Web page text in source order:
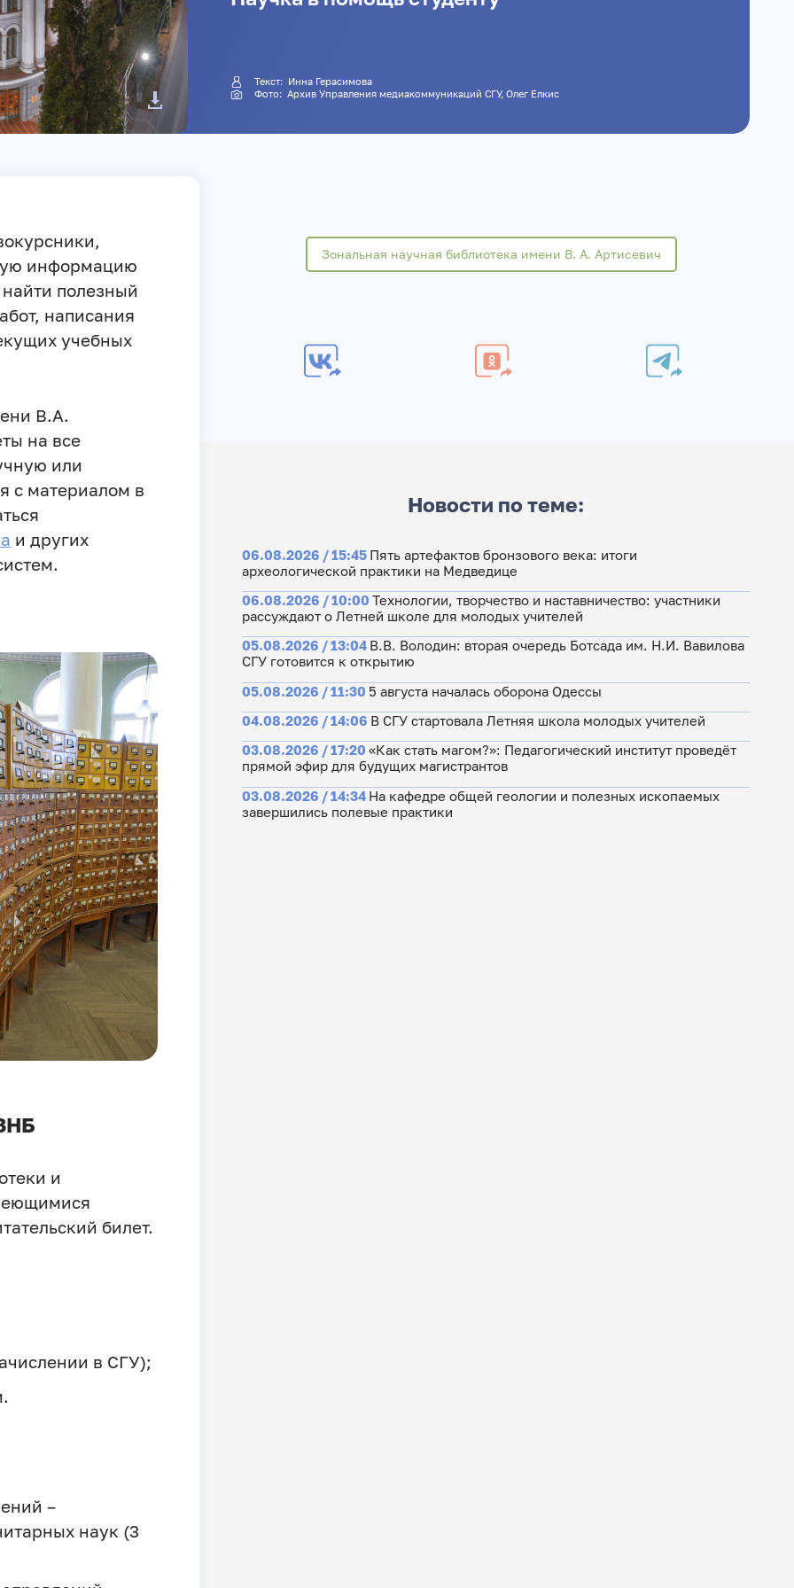
Текст: Инна Герасимова
Фото: Архив Управления медиакоммуникаций СГУ, Олег Елкис
информацию
полезный
написания
учебных
В.А.
на все
или
с материалом в
и других
и
билет.
в СГУ);
–
наук (3
Зональная научная библиотека имени В. А. Артисевич
Новости по теме:
06.08.2026 / 15:45 Пять артефактов бронзового века: итоги
археологической практики на Медведице
06.08.2026 / 10:00 Технологии, творчество и наставничество: участники
рассуждают о Летней школе для молодых учителей
05.08.2026 / 13:04 В.В. Володин: вторая очередь Ботсада им. Н.И. Вавилова
СГУ готовится к открытию
05.08.2026 / 11:30 5 августа началась оборона Одессы
04.08.2026 / 14:06 В СГУ стартовала Летняя школа молодых учителей
03.08.2026 / 17:20 «Как стать магом?»: Педагогический институт проведёт
прямой эфир для будущих магистрантов
03.08.2026 / 14:34 На кафедре общей геологии и полезных ископаемых
завершились полевые практики